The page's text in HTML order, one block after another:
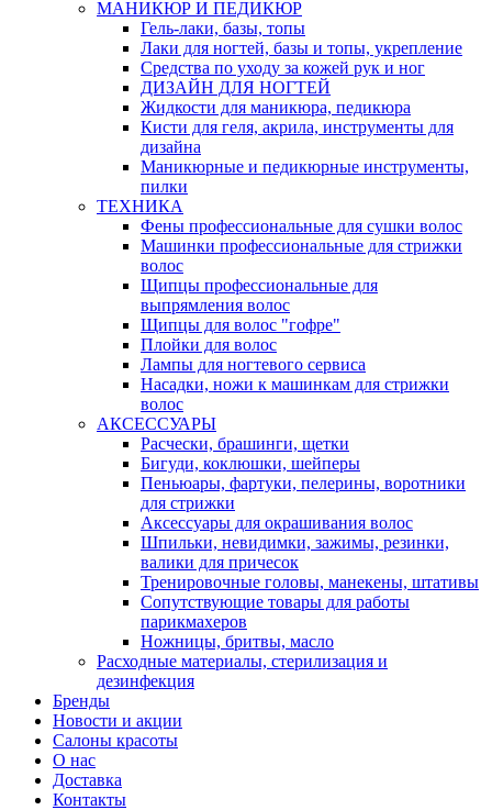
МАНИКЮР И ПЕДИКЮР
Гель-лаки, базы, топы
Лаки для ногтей, базы и топы, укрепление
Средства по уходу за кожей рук и ног
ДИЗАЙН ДЛЯ НОГТЕЙ
Жидкости для маникюра, педикюра
Кисти для геля, акрила, инструменты для
дизайна
Маникюрные и педикюрные инструменты,
пилки
ТЕХНИКА
Фены профессиональные для сушки волос
Машинки профессиональные для стрижки
волос
Щипцы профессиональные для
выпрямления волос
Щипцы для волос "гофре"
Плойки для волос
Лампы для ногтевого сервиса
Насадки, ножи к машинкам для стрижки
волос
АКСЕССУАРЫ
Расчески, брашинги, щетки
Бигуди, коклюшки, шейперы
Пеньюары, фартуки, пелерины, воротники
для стрижки
Аксессуары для окрашивания волос
Шпильки, невидимки, зажимы, резинки,
валики для причесок
Тренировочные головы, манекены, штативы
Сопутствующие товары для работы
парикмахеров
Ножницы, бритвы, масло
Расходные материалы, стерилизация и
дезинфекция
Бренды
Новости и акции
Салоны красоты
О нас
Доставка
Контакты